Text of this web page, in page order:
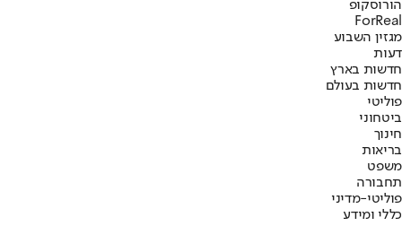
הורוסקופ
ForReal
מגזין השבוע
דעות
חדשות בארץ
חדשות בעולם
פוליטי
ביטחוני
חינוך
בריאות
משפט
תחבורה
פוליטי-מדיני
כללי ומידע